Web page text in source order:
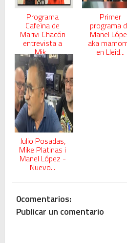
Programa
Cafeïna de
Marivi Chacón
entrevista a
Mik...
Primer
programa
Manel
aka
en Lleid...
Julio Posadas,
Mike Platinas i
Manel López -
Nuevo...
0comentarios:
Publicar un comentario